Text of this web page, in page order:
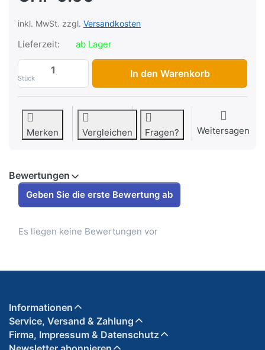
inkl. MwSt. zzgl. Versandkosten
Lieferzeit: ab Lager
Stück
Oeleinfüllverschluss Puch zu CHF 9.60,
In den Warenkorb
Merken Vergleichen Fragen? Weitersagen
Bewertungen
Geben Sie die erste Bewertung ab
Es liegen keine Bewertungen vor
Informationen
Service, Versand & Zahlung
Firma, Impressum & Datenschutz